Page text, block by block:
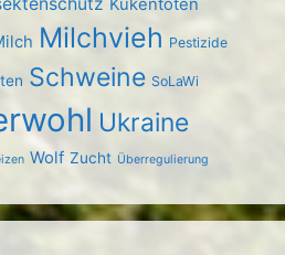
Kükentöten
Milchvieh Pestizide
Schweine SoLaWi
Ukraine
Wolf Zucht Überregulierung